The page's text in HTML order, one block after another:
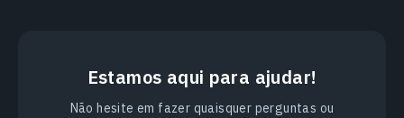
Estamos aqui para ajudar!
Não hesite em fazer quaisquer perguntas ou